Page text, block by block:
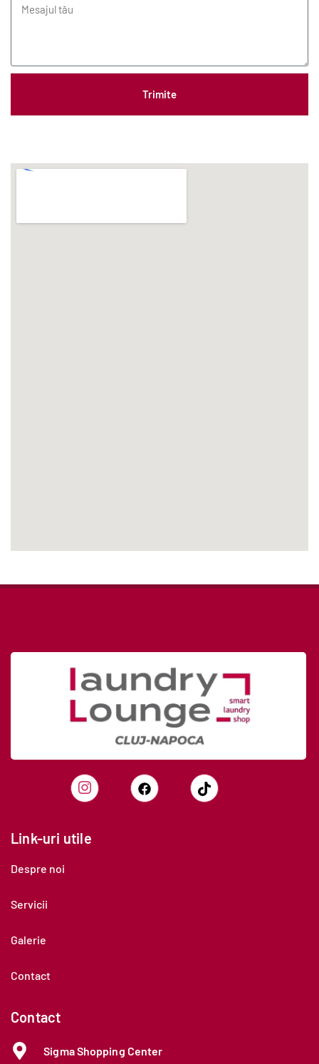
Trimite
Link-uri utile
Despre noi
Servicii
Galerie
Contact
Contact
Sigma Shopping Center